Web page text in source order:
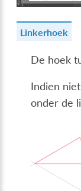
Linkerhoek
De hoek
Indien
onder de